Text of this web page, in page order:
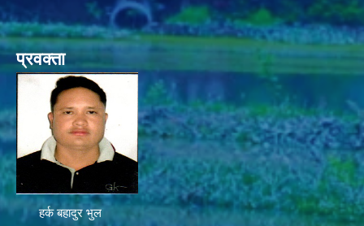
प्रवक्ता
हर्क बहादुर भुल